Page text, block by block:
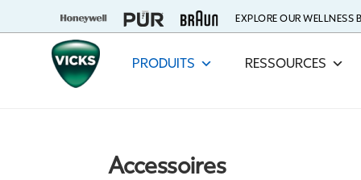
EXPLORE OUR WELLNESS
PRODUITS RESSOURCES
Accessoires